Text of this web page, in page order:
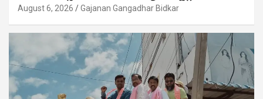
August 6, 2026 Gajanan Gangadhar Bidkar